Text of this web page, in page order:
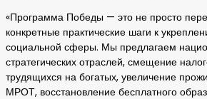
«Программа Победы — это не просто
конкретные практические шаги к
социальной сферы. Мы предлагаем
стратегических отраслей, смещение
трудящихся на богатых, увеличение
МРОТ, восстановление бесплатного